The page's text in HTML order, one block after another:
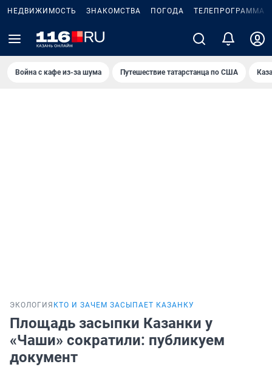
НЕДВИЖИМОСТЬ ЗНАКОМСТВА ПОГОДА ТЕЛЕПРОГРАММА
Война с кафе из-за шума Путешествие татарстанца по США
ЭКОЛОГИЯ КТО И ЗАЧЕМ ЗАСЫПАЕТ КАЗАНКУ
Площадь засыпки Казанки у
«Чаши» сократили: публикуем
документ